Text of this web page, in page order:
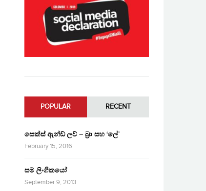
POPULAR RECENT
සෙක්ස් ඇන්ඩ් ලව් – බ්‍රා සහ ‘ලේ’
February 15, 2016
සම ලිංගිකයෝ
September 9, 2013